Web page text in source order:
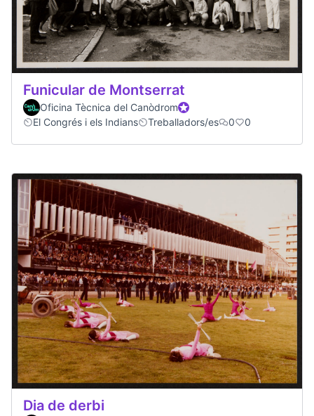
Funicular de Montserrat
Oficina Tècnica del CanòdromOfficial participant
El Congrés i els Indians
Treballadors/es 0 0
Dia de derbi